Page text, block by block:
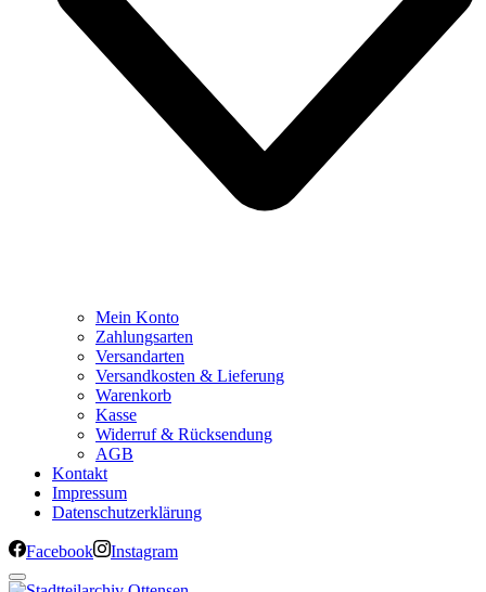
Mein Konto
Zahlungsarten
Versandarten
Versandkosten & Lieferung
Warenkorb
Kasse
Widerruf & Rücksendung
AGB
Kontakt
Impressum
Datenschutzerklärung
Facebook Instagram